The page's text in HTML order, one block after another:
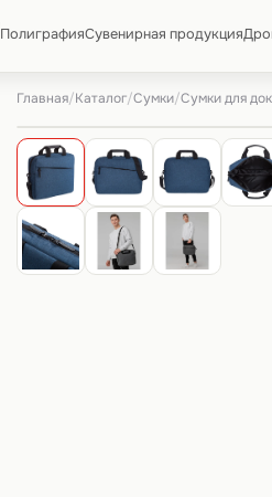
ПолиграфияСувенирная продукция
Главная/Каталог/Сумки/Сумки для